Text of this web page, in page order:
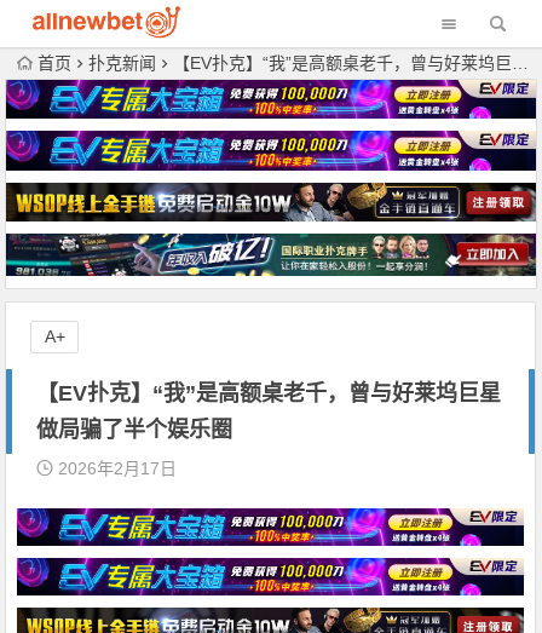
首页 扑克新闻 【EV扑克】“我”是高额桌老千，曾与好莱坞巨星做局骗了半个娱乐圈
【EV扑克】“我”是高额桌老千，曾与好莱坞巨星
做局骗了半个娱乐圈
2026年2月17日
A+